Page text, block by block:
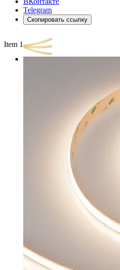
Telegram
Скопировать ссылку
Item 1 of 3